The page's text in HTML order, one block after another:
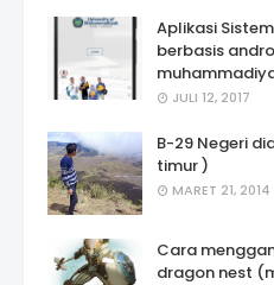
Aplikasi
berbasis
JULI 12, 2017
B-29 Negeri
timur )
MARET 21, 2014
Cara
dragon nest